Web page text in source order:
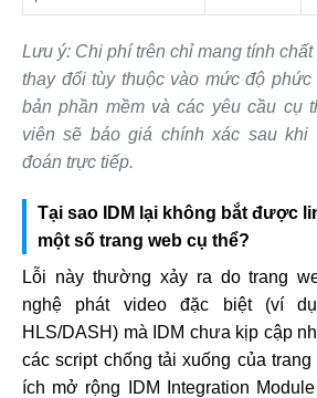
Lưu ý: Chi phí trên chỉ mang tính
thay đổi tùy thuộc vào mức độ
bản phần mềm và các yêu cầu cụ
viên sẽ báo giá chính xác sau khi
đoán trực tiếp.
Tại sao IDM lại không bắt được
một số trang web cụ thể?
Lỗi này thường xảy ra do trang
nghệ phát video đặc biệt (ví
HLS/DASH) mà IDM chưa kịp cập
các script chống tải xuống của
ích mở rộng IDM Integration